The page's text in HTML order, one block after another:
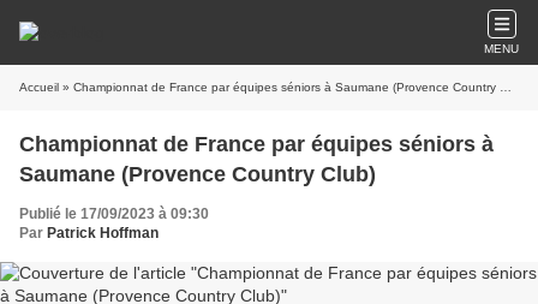
MENU
Accueil » Championnat de France par équipes séniors à Saumane (Provence Country Club)
Championnat de France par équipes séniors à
Saumane (Provence Country Club)
Publié le 17/09/2023 à 09:30
Par Patrick Hoffman